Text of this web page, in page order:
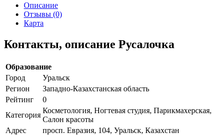
Описание
Отзывы (0)
Карта
Контакты, описание Русалочка
Образование
Город
Уральск
Регион
Западно-Казахстанская область
Рейтинг
0
Категория
Косметология, Ногтевая студия, Парикмахерская,
Салон красоты
Адрес
просп. Евразия, 104, Уральск, Казахстан